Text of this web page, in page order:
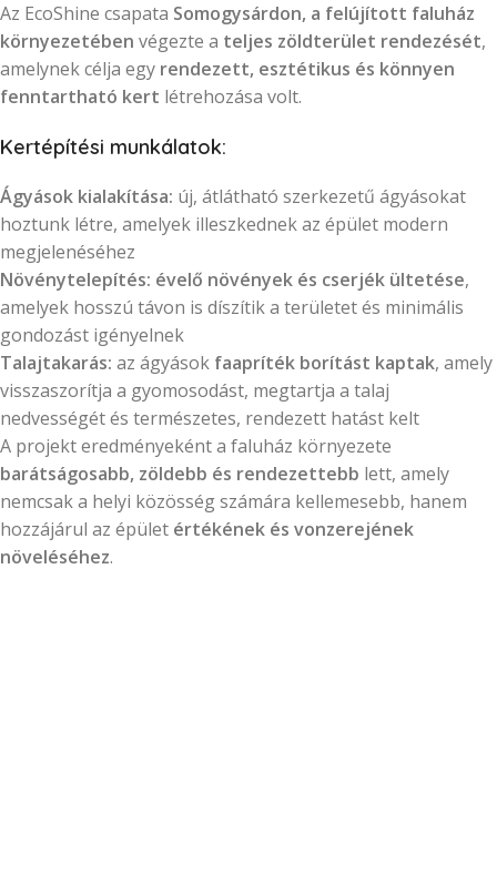
Az EcoShine csapata Somogysárdon, a felújított faluház
környezetében végezte a teljes zöldterület rendezését,
amelynek célja egy rendezett, esztétikus és könnyen
fenntartható kert létrehozása volt.
Kertépítési munkálatok:
Ágyások kialakítása: új, átlátható szerkezetű ágyásokat
hoztunk létre, amelyek illeszkednek az épület modern
megjelenéséhez
Növénytelepítés: évelő növények és cserjék ültetése,
amelyek hosszú távon is díszítik a területet és minimális
gondozást igényelnek
Talajtakarás: az ágyások faapríték borítást kaptak, amely
visszaszorítja a gyomosodást, megtartja a talaj
nedvességét és természetes, rendezett hatást kelt
A projekt eredményeként a faluház környezete
barátságosabb, zöldebb és rendezettebb lett, amely
nemcsak a helyi közösség számára kellemesebb, hanem
hozzájárul az épület értékének és vonzerejének
növeléséhez.